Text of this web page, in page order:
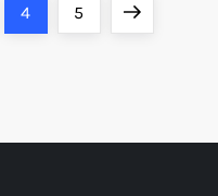
Page
4 Page
5 Next